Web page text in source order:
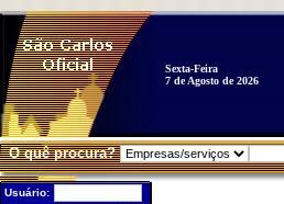
Sexta-Feira
7 de Agosto de 2026
O quê procura?
Usuário: